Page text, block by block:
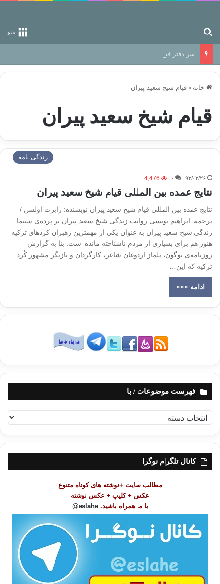
منو
سر دفتر فساد در زمین‌، دوری وکناره‌گیری از راه خداست‌!
خانه » قیام شیخ سعید پیران
قیام شیخ سعید پیران
زندگی نامه
۹۳/۰۳/۲۶ ۰ 4,476
نتایج عمده بین المللی قیام شیخ سعید پیران
نتایج عمده بین المللی قیام شیخ سعید پیران نویسنده: رابرت اولسن /
ترجمه: ابراهیم یونسی روایت زندگی شیخ سعید پیران بر پرده‌ی سینما
زندگی شیخ سعید پیران به عنوان یکی از مهمترین رهبران کردهای ترکیه
هنوز هم برای بسیاری از مردم ناشناخته مانده است. بنا به‌ گزارش
روزنامه‌ی بوگون، یلماز اردوغان شاعر، کارگردان و بازیگر مشهور کُرد
ترکیه که این…
ادامه »»»
فهرست موضوعات / با
ه
ر
کانال تلگرام نوگرا
مطالب سایت +نوشته های کوتاه متنوع
عکس + کلیپ + عکس نوشته
با ما همراه باشید. eslahe@